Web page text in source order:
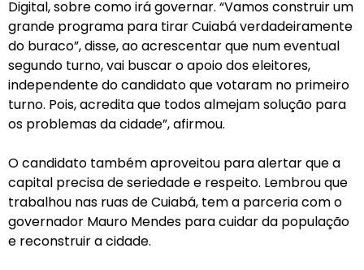
Digital, sobre como irá governar. “Vamos construir um
grande programa para tirar Cuiabá verdadeiramente
do buraco”, disse, ao acrescentar que num eventual
segundo turno, vai buscar o apoio dos eleitores,
independente do candidato que votaram no primeiro
turno. Pois, acredita que todos almejam solução para
os problemas da cidade”, afirmou.
O candidato também aproveitou para alertar que a
capital precisa de seriedade e respeito. Lembrou que
trabalhou nas ruas de Cuiabá, tem a parceria com o
governador Mauro Mendes para cuidar da população
e reconstruir a cidade.